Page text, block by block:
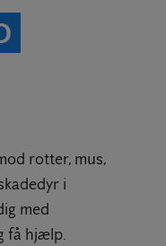
rotter, mus,
i
med
få hjælp.